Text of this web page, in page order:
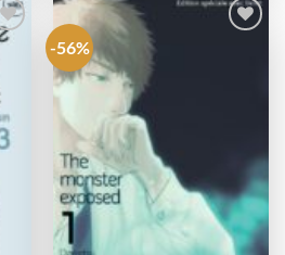
-56%